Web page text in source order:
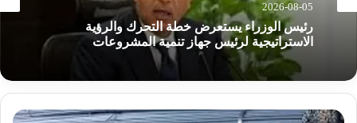
2026-08-05
رئيس الوزراء يستعرض خطة التحرك والرؤية
الاستراتيجية لرئيس جهاز تنمية المشروعات
ا